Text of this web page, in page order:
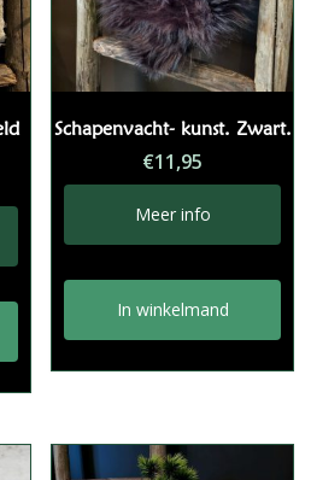
Schapenvacht- kunst. Zwart.
€11,95
Meer info
In winkelmand